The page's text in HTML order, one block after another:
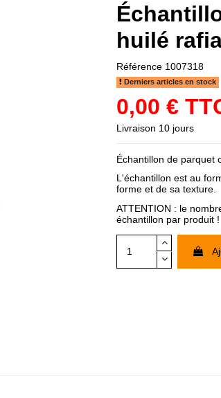
huilé
Référence 1007318
Derniers articles en stock
0,00 €
Livraison 10 jours
Échantillon de parquet
L'échantillon est au
forme et de sa texture.
ATTENTION : le
échantillon par produit !